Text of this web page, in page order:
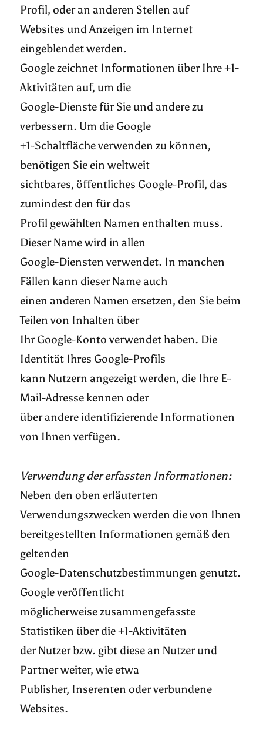
Profil, oder an anderen Stellen auf
Websites und Anzeigen im Internet
eingeblendet werden.
Google zeichnet Informationen über Ihre +1-
Aktivitäten auf, um die
Google-Dienste für Sie und andere zu
verbessern. Um die Google
+1-Schaltfläche verwenden zu können,
benötigen Sie ein weltweit
sichtbares, öffentliches Google-Profil, das
zumindest den für das
Profil gewählten Namen enthalten muss.
Dieser Name wird in allen
Google-Diensten verwendet. In manchen
Fällen kann dieser Name auch
einen anderen Namen ersetzen, den Sie beim
Teilen von Inhalten über
Ihr Google-Konto verwendet haben. Die
Identität Ihres Google-Profils
kann Nutzern angezeigt werden, die Ihre E-
Mail-Adresse kennen oder
über andere identifizierende Informationen
von Ihnen verfügen.
Verwendung der erfassten Informationen:
Neben den oben erläuterten
Verwendungszwecken werden die von Ihnen
bereitgestellten Informationen gemäß den
geltenden
Google-Datenschutzbestimmungen genutzt.
Google veröffentlicht
möglicherweise zusammengefasste
Statistiken über die +1-Aktivitäten
der Nutzer bzw. gibt diese an Nutzer und
Partner weiter, wie etwa
Publisher, Inserenten oder verbundene
Websites.